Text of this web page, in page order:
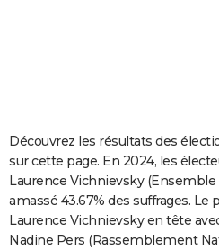
Carte de Noël
Carte Bonne année
Carte Saint-Valentin
Carte Pâques
Carte d'anniversaire
DICTIONNAIRE
Dictionnaire
Biographies
Citations
Expressions
Proverbes
PROGRAMME TV
COPAINS D'AVANT
Découvrez les résultats des
sur cette page. En 2024, les
Laurence Vichnievsky (Ensemble
amassé 43.67% des suffrages.
Laurence Vichnievsky en tête
Nadine Pers (Rassemblement